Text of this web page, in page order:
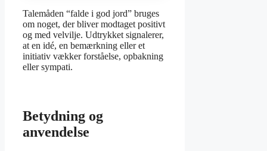
Talemåden “falde i god jord” bruges
om noget, der bliver modtaget positivt
og med velvilje. Udtrykket signalerer,
at en idé, en bemærkning eller et
initiativ vækker forståelse, opbakning
eller sympati.
Betydning og
anvendelse